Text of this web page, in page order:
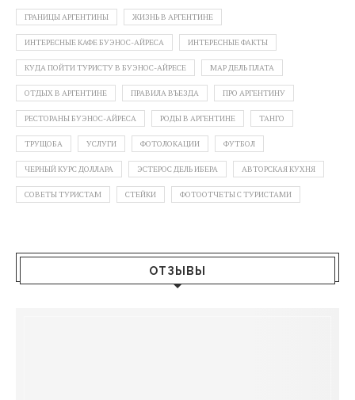
ГРАНИЦЫ АРГЕНТИНЫ ЖИЗНЬ В АРГЕНТИНЕ
ИНТЕРЕСНЫЕ КАФЕ БУЭНОС-АЙРЕСА ИНТЕРЕСНЫЕ ФАКТЫ
КУДА ПОЙТИ ТУРИСТУ В БУЭНОС-АЙРЕСЕ МАР ДЕЛЬ ПЛАТА
ОТДЫХ В АРГЕНТИНЕ ПРАВИЛА ВЪЕЗДА ПРО АРГЕНТИНУ
РЕСТОРАНЫ БУЭНОС-АЙРЕСА РОДЫ В АРГЕНТИНЕ ТАНГО
ТРУЩОБА УСЛУГИ ФОТОЛОКАЦИИ ФУТБОЛ
ЧЕРНЫЙ КУРС ДОЛЛАРА ЭСТЕРОС ДЕЛЬ ИБЕРА АВТОРСКАЯ КУХНЯ
СОВЕТЫ ТУРИСТАМ СТЕЙКИ ФОТООТЧЕТЫ С ТУРИСТАМИ
ОТЗЫВЫ